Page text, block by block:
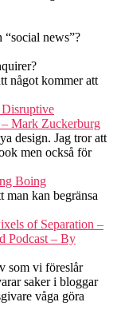
news”?
något kommer att
– Mark Zuckerburg
design. Jag tror att
men också för
Boing
man kan begränsa
of Separation –
Podcast – By
som vi föreslår
saker i bloggar
våga göra